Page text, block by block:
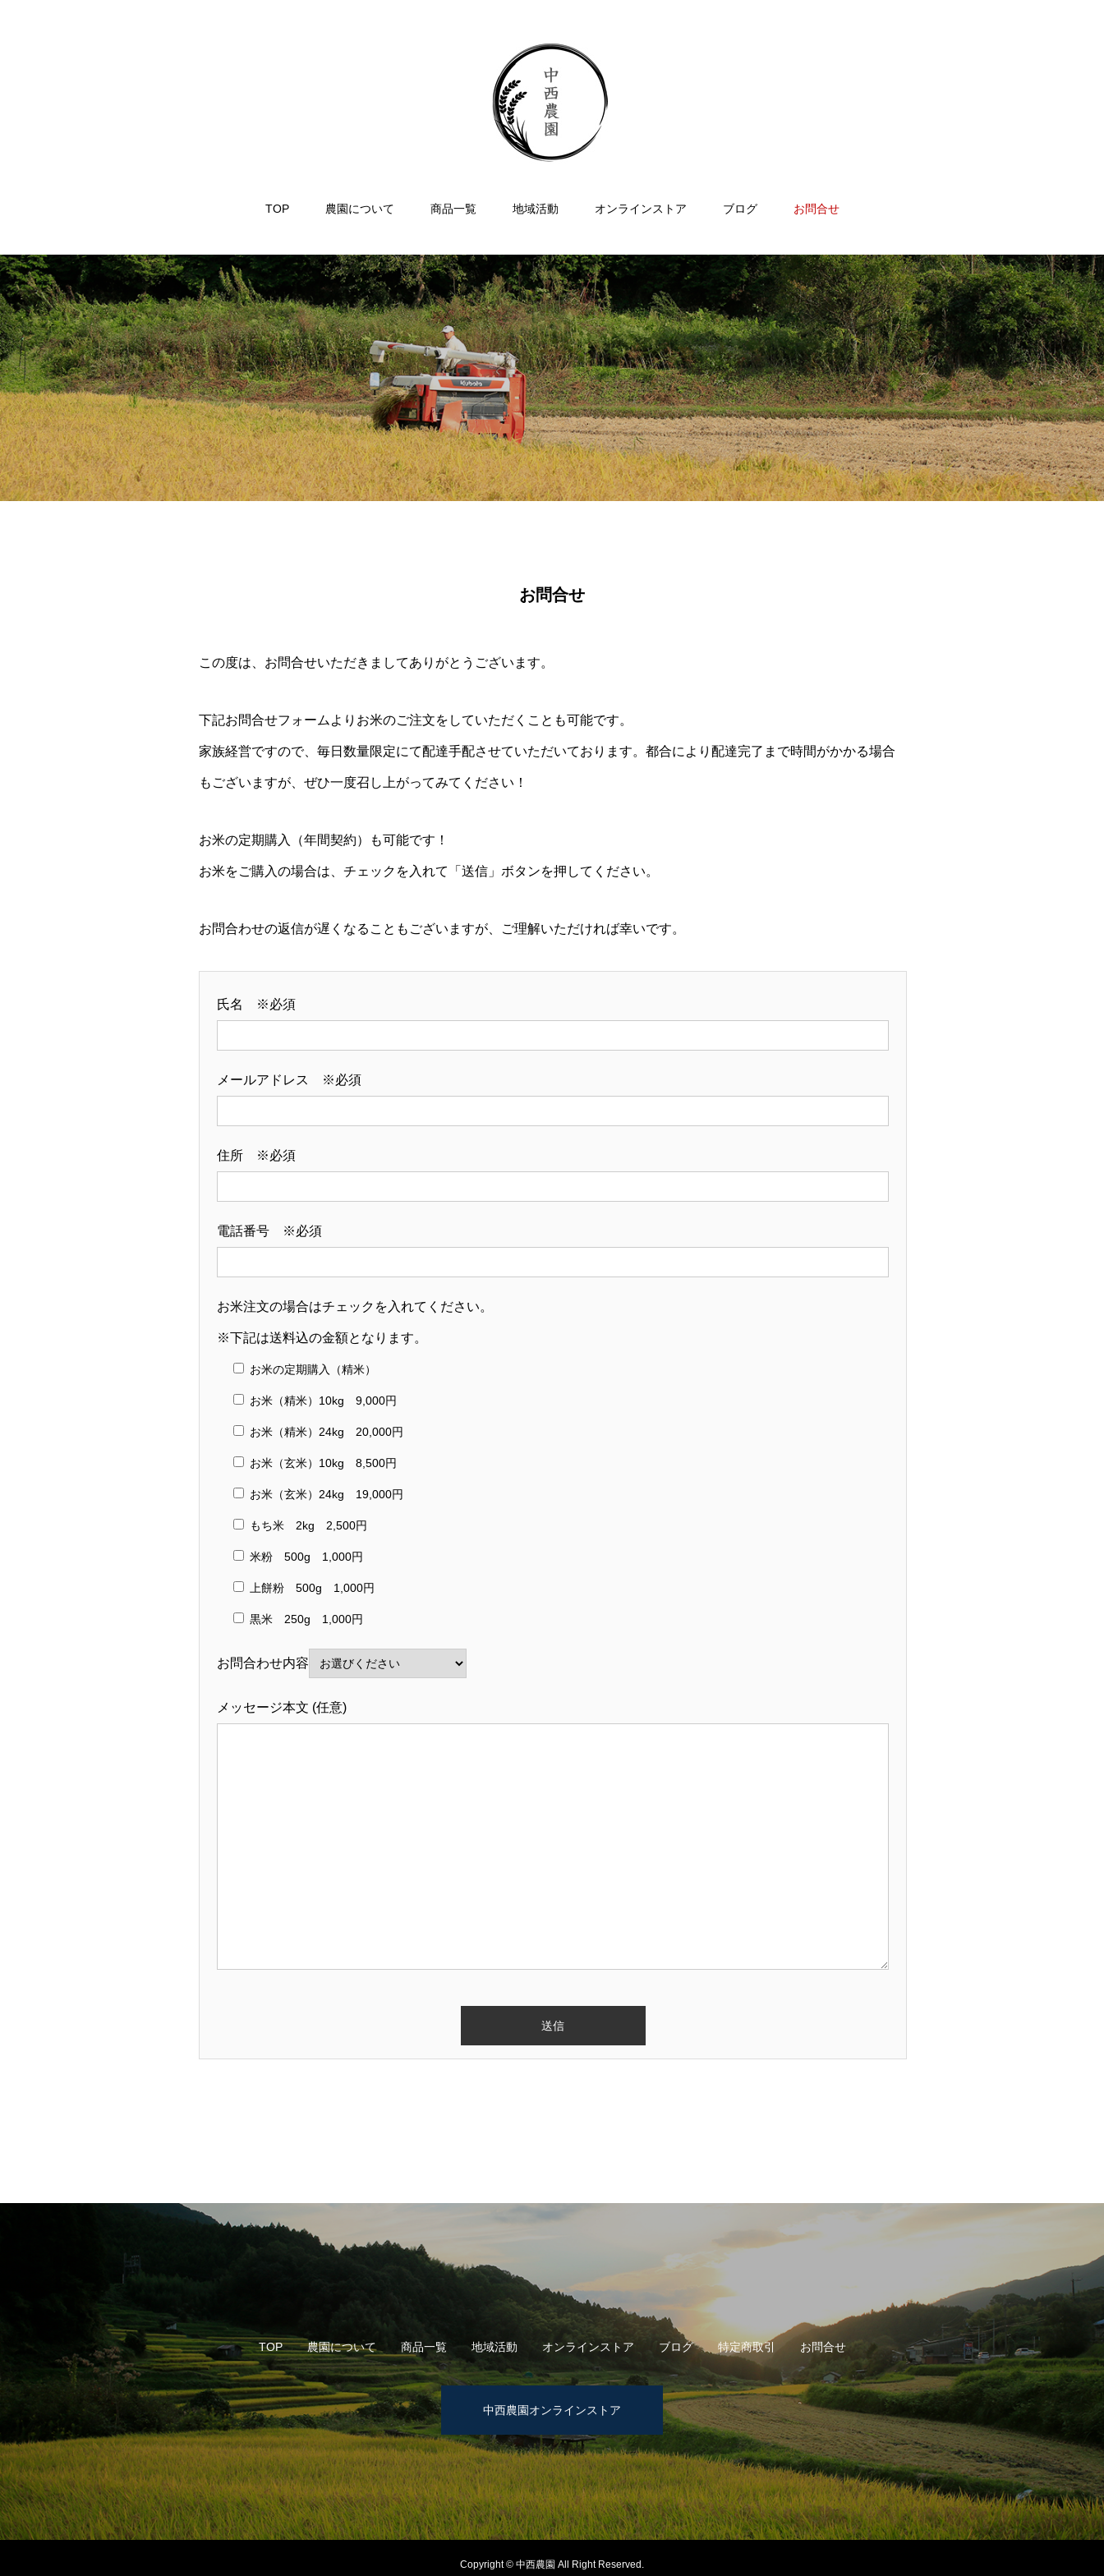
TOP 農園について 商品一覧 地域活動 オンラインストア ブログ お問合せ
お問合せ
この度は、お問合せいただきましてありがとうございます。
下記お問合せフォームよりお米のご注文をしていただくことも可能です。
家族経営ですので、毎日数量限定にて配達手配させていただいております。都合により配達完了まで時間がかかる場合
もございますが、ぜひ一度召し上がってみてください！
お米の定期購入（年間契約）も可能です！
お米をご購入の場合は、チェックを入れて「送信」ボタンを押してください。
お問合わせの返信が遅くなることもございますが、ご理解いただければ幸いです。
氏名 ※必須
メールアドレス ※必須
住所 ※必須
電話番号 ※必須
お米注文の場合はチェックを入れてください。
※下記は送料込の金額となります。
お米の定期購入（精米）
お米（精米）10kg 9,000円
お米（精米）24kg 20,000円
お米（玄米）10kg 8,500円
お米（玄米）24kg 19,000円
もち米 2kg 2,500円
米粉 500g 1,000円
上餅粉 500g 1,000円
黒米 250g 1,000円
お問合わせ内容
メッセージ本文 (任意)
TOP 農園について 商品一覧 地域活動 オンラインストア ブログ 特定商取引 お問合せ
中西農園オンラインストア
Copyright © 中西農園 All Right Reserved.